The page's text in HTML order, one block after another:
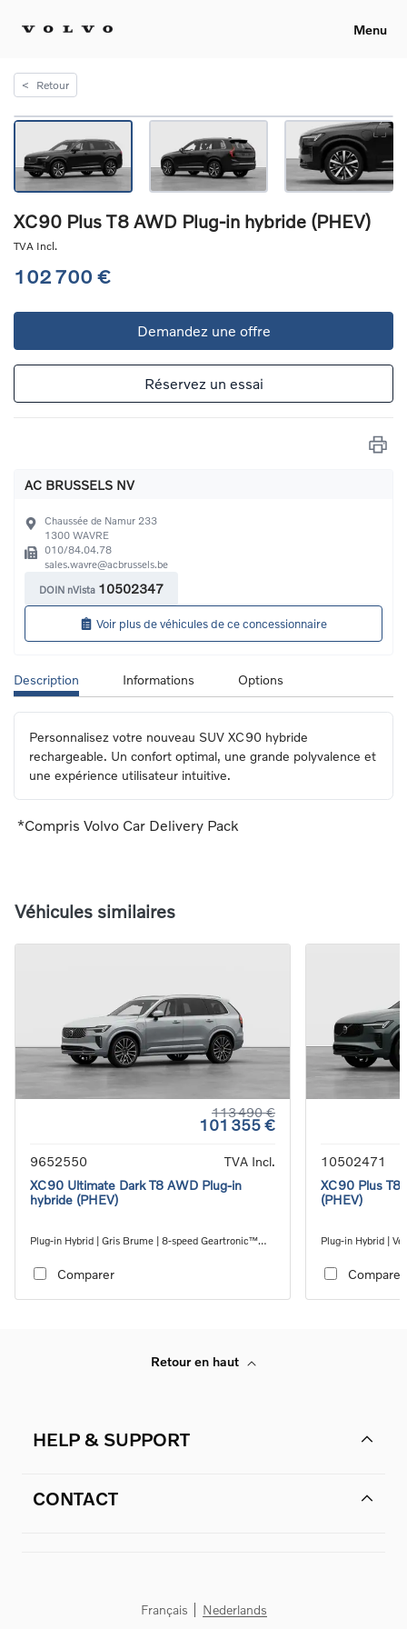
Menu
< Retour
XC90 Plus T8 AWD Plug-in hybride (PHEV)
TVA Incl.
102 700 €
Demandez une offre
Réservez un essai
AC BRUSSELS NV
Chaussée de Namur 233
1300 WAVRE
010/84.04.78
sales.wavre@acbrussels.be
DOIN nVista 10502347
Voir plus de véhicules de ce concessionnaire
Description Informations Options
Personnalisez votre nouveau SUV XC90 hybride
rechargeable. Un confort optimal, une grande polyvalence et
une expérience utilisateur intuitive.
*Compris Volvo Car Delivery Pack
Véhicules similaires
113 490 €
101 355 €
9652550
TVA Incl.
XC90 Ultimate Dark T8 AWD Plug-in
hybride (PHEV)
Plug-in Hybrid | Gris Brume | 8-speed Geartronic™
Comparer
10502471
XC90 Plus T8
(PHEV)
Plug-in Hybrid |
Comparer
Retour en haut
HELP & SUPPORT
CONTACT
Français Nederlands